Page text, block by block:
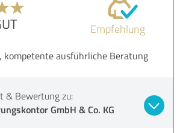
Empfehlung
kompetente ausführliche Beratung
& Bewertung zu:
GmbH & Co. KG